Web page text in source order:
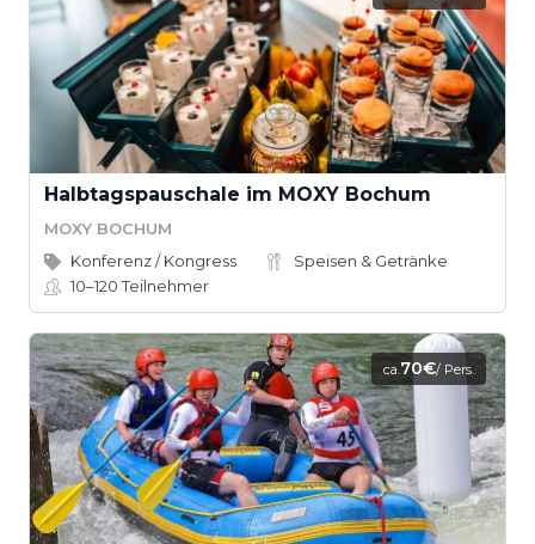
Halbtagspauschale im MOXY Bochum
MOXY BOCHUM
Konferenz / Kongress
Speisen & Getränke
10–120Teilnehmer
ca.70€/ Pers.